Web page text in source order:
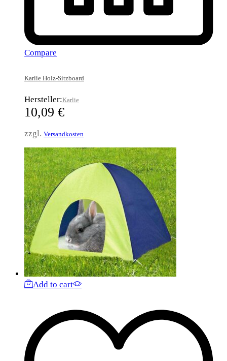
Compare
Karlie Holz-Sitzboard
Hersteller:Karlie
10,09 €
zzgl. Versandkosten
Add to cart